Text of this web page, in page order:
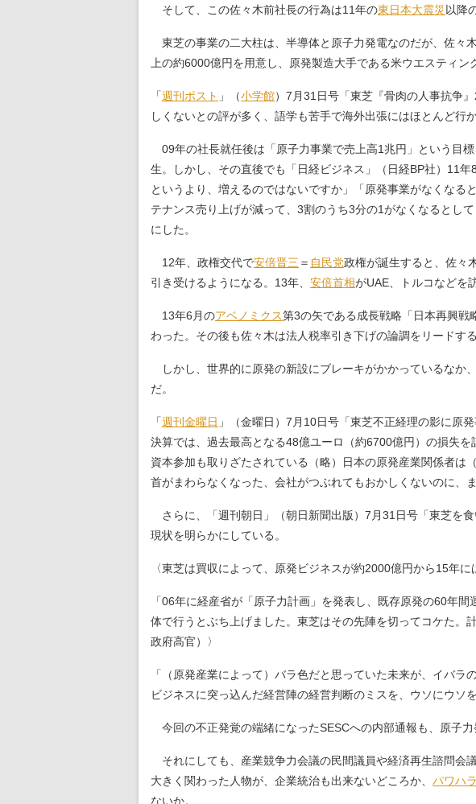
そして、この佐々木前社長の行為は11年の東日本大震災 以降
東芝の事業の二大柱は、半導体と原子力発電なのだが、佐々
上の約6000億円を用意し、原発製造大手である米ウエスティ
「週刊ポスト 」（小学館）7月31日号「東芝『骨肉の人事抗争
しくないとの評が多く、語学も苦手で海外出張にはほとんど行
09年の社長就任後は「原子力事業で売上高1兆円」という目
生。しかし、その直後でも「日経ビジネス」（日経BP社）11年
というより、増えるのではないですか」「原発事業がなくな
テナンス売り上げが減って、3割のうち3分の1がなくなるとし
にした。
12年、政権交代で安倍晋三 ＝ 自民党政権が誕生すると、佐々
引き受けるようになる。13年、 安倍首相がUAE、トルコなどを
13年6月のアベノミクス第3の矢である成長戦略「日本再興戦
わった。その後も佐々木は法人税率引き下げの論調をリードす
しかし、世界的に原発の新設にブレーキがかかっているなか
だ。
「週刊金曜日 」（金曜日）7月10日号「東芝不正経理の影に原
決算では、過去最高となる48億ユーロ（約6700億円）の損失
資本参加も取りざたされている（略）日本の原発産業関係者
首がまわらなくなった、会社がつぶれてもおかしくないのに、
さらに、「週刊朝日」（朝日新聞出版）7月31日号「東芝を
現状を明らかにしている。
〈東芝は買収によって、原発ビジネスが約2000億円から15年
「06年に経産省が「原子力計画」を発表し、既存原発の60年
体で行うとぶち上げました。東芝はその先陣を切ってコケた。
政府高官）〉
「（原発産業によって）バラ色だと思っていた未来が、イバラ
ビジネスに突っ込んだ経営陣の経営判断のミスを、ウソにウソ
今回の不正発覚の端緒になったSESCへの内部通報も、原子
それにしても、産業競争力会議の民間議員や経済再生諮問会
大きく関わった人物が、企業統治も出来ないどころか、 パワハラ
ないか。